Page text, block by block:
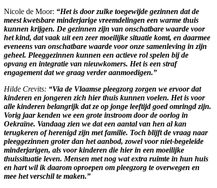
Nicole de Moor: “Het is door zulke toegewijde gezinnen dat de
meest kwetsbare minderjarige vreemdelingen een warme thuis
kunnen krijgen. De gezinnen zijn van onschatbare waarde voor
het kind, dat vaak uit een zeer moeilijke situatie komt, en daarmee
eveneens van onschatbare waarde voor onze samenleving in zijn
geheel. Pleeggezinnen kunnen een actieve rol spelen bij de
opvang en integratie van nieuwkomers. Het is een straf
engagement dat we graag verder aanmoedigen.”
Hilde Crevits: “Via de Vlaamse pleegzorg zorgen we ervoor dat
kinderen en jongeren zich hier thuis kunnen voelen. Het is voor
alle kinderen belangrijk dat ze op jonge leeftijd goed omringd zijn.
Vorig jaar kenden we een grote instroom door de oorlog in
Oekraïne. Vandaag zien we dat een aantal van hen al kan
terugkeren of herenigd zijn met familie. Toch blijft de vraag naar
pleeggezinnen groter dan het aanbod, zowel voor niet-begeleide
minderjarigen, als voor kinderen die hier in een moeilijke
thuissituatie leven. Mensen met nog wat extra ruimte in hun huis
en hart wil ik daarom oproepen om pleegzorg te overwegen en
mee het verschil te maken.”